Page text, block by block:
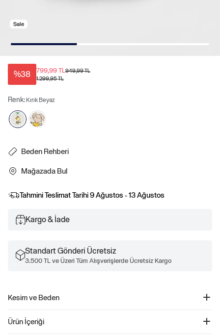
Sale
%38 799,99 TL949,99 TL
1.299,95 TL
Renk: Kırık Beyaz
Beden Rehberi
Mağazada Bul
Tahmini Teslimat Tarihi9 Ağustos - 13 Ağustos
Kargo & İade
Standart Gönderi Ücretsiz
3.500 TL ve Üzeri Tüm Alışverişlerde Ücretsiz Kargo
Kesim ve Beden
Kalçada bitiyor.
Ürün İçeriği